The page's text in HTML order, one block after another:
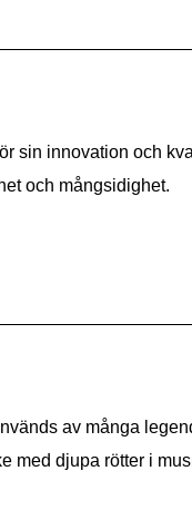
sin innovation och
och mångsidighet.
av många
djupa rötter i